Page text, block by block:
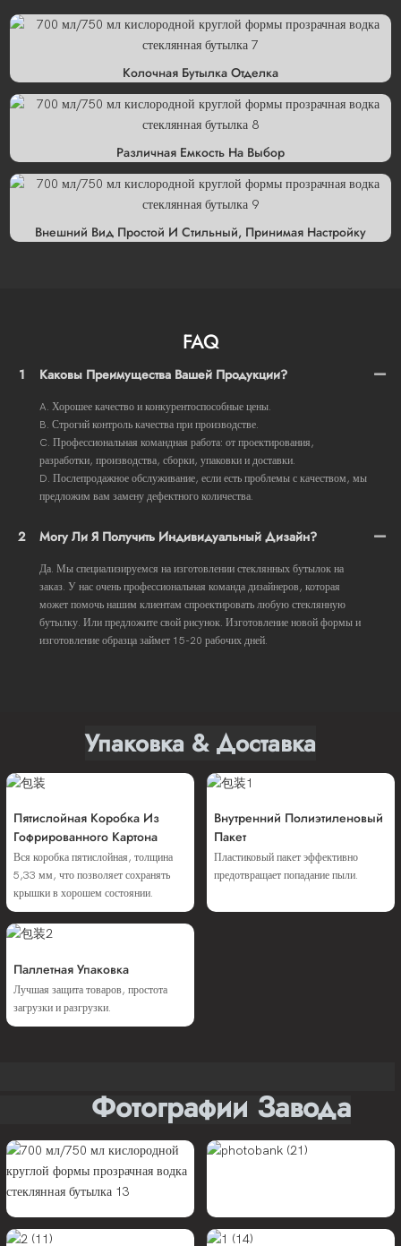
Колочная Бутылка Отделка
Различная Емкость На Выбор
Внешний Вид Простой И Стильный, Принимая Настройку
FAQ
1 Каковы Преимущества Вашей Продукции?
A. Хорошее качество и конкурентоспособные цены.
B. Строгий контроль качества при производстве.
C. Профессиональная командная работа: от проектирования,
разработки, производства, сборки, упаковки и доставки.
D. Послепродажное обслуживание, если есть проблемы с качеством, мы
предложим вам замену дефектного количества.
2 Могу Ли Я Получить Индивидуальный Дизайн?
Да. Мы специализируемся на изготовлении стеклянных бутылок на
заказ. У нас очень профессиональная команда дизайнеров, которая
может помочь нашим клиентам спроектировать любую стеклянную
бутылку. Или предложите свой рисунок. Изготовление новой формы и
изготовление образца займет 15-20 рабочих дней.
Упаковка & Доставка
Пятислойная Коробка Из
Гофрированного Картона
Вся коробка пятислойная, толщина
5,33 мм, что позволяет сохранять
крышки в хорошем состоянии.
Внутренний Полиэтиленовый
Пакет
Пластиковый пакет эффективно
предотвращает попадание пыли.
Паллетная Упаковка
Лучшая защита товаров, простота
загрузки и разгрузки.
Фотографии Завода